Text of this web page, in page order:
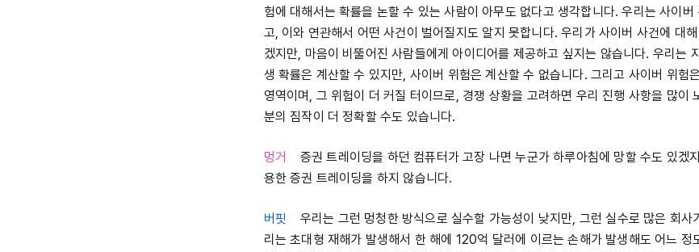
험에 대해서는 확률을 논할 수 있는 사람이 아무도 없다고 생각합니다. 우리는 사이버
고, 이와 연관해서 어떤 사건이 벌어질지도 알지 못합니다. 우리가 사이버 사건에 대
겠지만, 마음이 비뚤어진 사람들에게 아이디어를 제공하고 싶지는 않습니다. 우리는
생 확률은 계산할 수 있지만, 사이버 위험은 계산할 수 없습니다. 그리고 사이버 위험
영역이며, 그 위험이 더 커질 터이므로, 경쟁 상황을 고려하면 우리 진행 사항을 많이
분의 짐작이 더 정확할 수도 있습니다.
멍거
증권 트레이딩을 하던 컴퓨터가 고장 나면 누군가 하루아침에 망할 수도 있겠
용한 증권 트레이딩을 하지 않습니다.
버핏
우리는 그런 멍청한 방식으로 실수할 가능성이 낮지만, 그런 실수로 많은 회사
리는 초대형 재해가 발생해서 한 해에 120억 달러에 이르는 손해가 발생해도 어느 정